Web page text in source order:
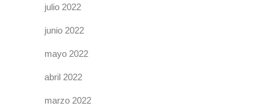
julio 2022
junio 2022
mayo 2022
abril 2022
marzo 2022